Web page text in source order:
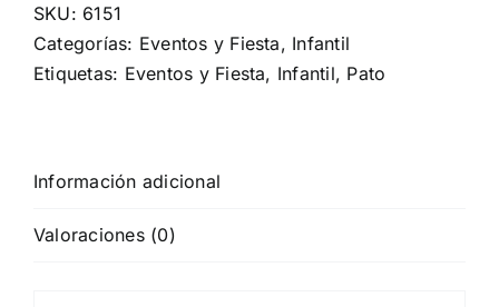
SKU: 6151
Categorías: Eventos y Fiesta, Infantil
Etiquetas: Eventos y Fiesta, Infantil, Pato
Información adicional
Valoraciones (0)